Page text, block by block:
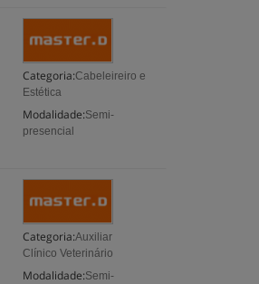
Categoria:Cabeleireiro e
Estética
Modalidade:Semi-
presencial
Categoria:Auxiliar
Clínico Veterinário
Modalidade:Semi-